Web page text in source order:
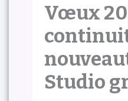
Vœux
Studio